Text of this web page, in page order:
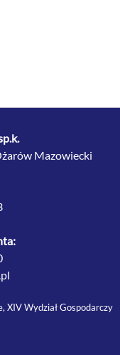
Mazowiecki
XIV Wydział Gospodarczy